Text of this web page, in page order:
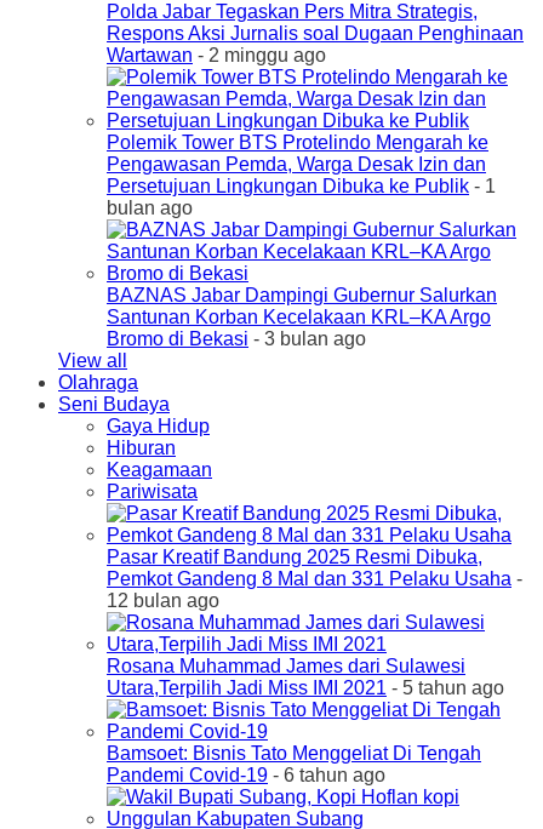
Polda Jabar Tegaskan Pers Mitra Strategis,
Respons Aksi Jurnalis soal Dugaan Penghinaan
Wartawan - 2 minggu ago
Polemik Tower BTS Protelindo Mengarah ke
Pengawasan Pemda, Warga Desak Izin dan
Persetujuan Lingkungan Dibuka ke Publik - 1
bulan ago
BAZNAS Jabar Dampingi Gubernur Salurkan
Santunan Korban Kecelakaan KRL–KA Argo
Bromo di Bekasi - 3 bulan ago
View all
Olahraga
Seni Budaya
Gaya Hidup
Hiburan
Keagamaan
Pariwisata
Pasar Kreatif Bandung 2025 Resmi Dibuka,
Pemkot Gandeng 8 Mal dan 331 Pelaku Usaha -
12 bulan ago
Rosana Muhammad James dari Sulawesi
Utara,Terpilih Jadi Miss IMI 2021 - 5 tahun ago
Bamsoet: Bisnis Tato Menggeliat Di Tengah
Pandemi Covid-19 - 6 tahun ago